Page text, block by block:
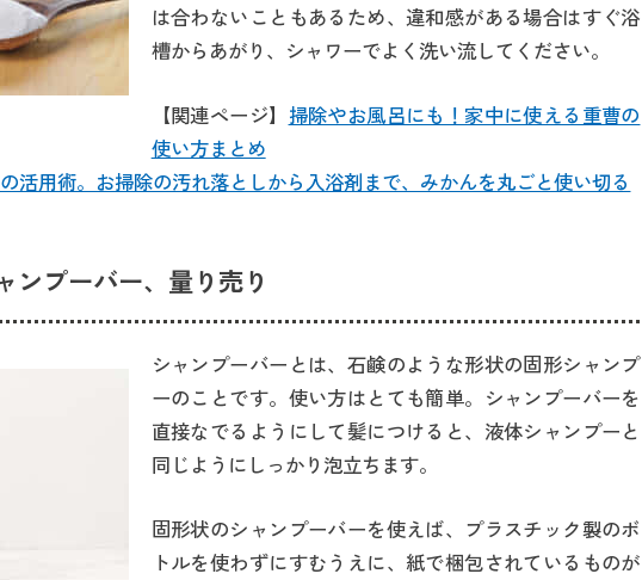
は合わないこともあるため、違和感がある場合はすぐ浴
槽からあがり、シャワーでよく洗い流してください。
【関連ページ】 掃除やお風呂にも！家中に使える重曹の
使い方まとめ
活用術。お掃除の汚れ落としから入浴剤まで、みかんを丸ごと使い切る
ンプーバー、量り売り
シャンプーバーとは、石鹸のような形状の固形シャンプ
ーのことです。使い方はとても簡単。シャンプーバーを
直接なでるようにして髪につけると、液体シャンプーと
同じようにしっかり泡立ちます。
固形状のシャンプーバーを使えば、プラスチック製のボ
トルを使わずにすむうえに、紙で梱包されているものが